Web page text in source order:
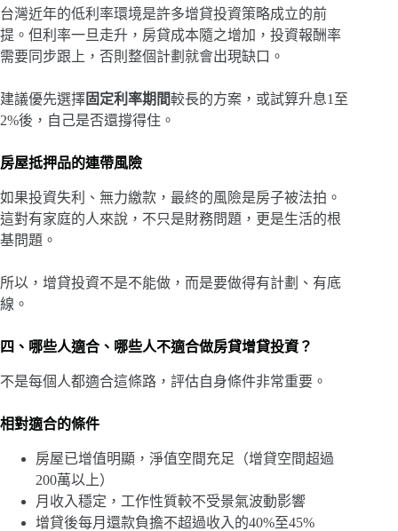
台灣近年的低利率環境是許多增貸投資策略成立的前
提。但利率一旦走升，房貸成本隨之增加，投資報酬率
需要同步跟上，否則整個計劃就會出現缺口。
建議優先選擇固定利率期間較長的方案，或試算升息1至
2%後，自己是否還撐得住。
房屋抵押品的連帶風險
如果投資失利、無力繳款，最終的風險是房子被法拍。
這對有家庭的人來說，不只是財務問題，更是生活的根
基問題。
所以，增貸投資不是不能做，而是要做得有計劃、有底
線。
四、哪些人適合、哪些人不適合做房貸增貸投資？
不是每個人都適合這條路，評估自身條件非常重要。
相對適合的條件
房屋已增值明顯，淨值空間充足（增貸空間超過
200萬以上）
月收入穩定，工作性質較不受景氣波動影響
增貸後每月還款負擔不超過收入的40%至45%